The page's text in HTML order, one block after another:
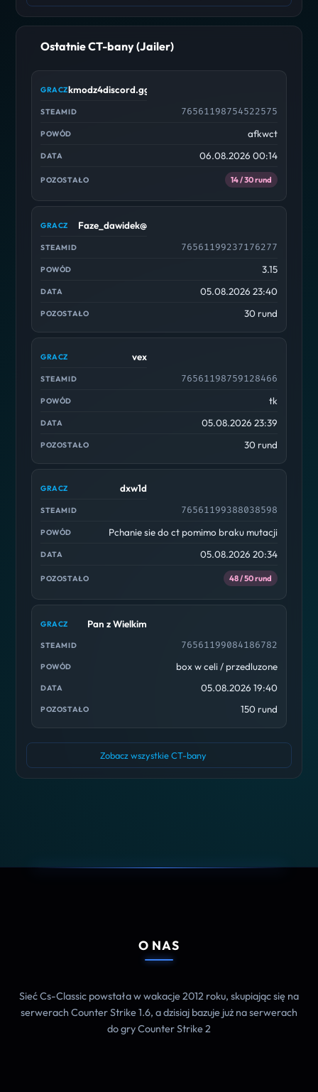
Ostatnie CT-bany (Jailer)
kmodz4discord.gg/cscdc
76561198754522575
afkwct
06.08.2026 00:14
14 / 30 rund
Faze_dawidek@
76561199237176277
3.15
05.08.2026 23:40
30 rund
vex
76561198759128466
tk
05.08.2026 23:39
30 rund
dxw1d
76561199388038598
Pchanie sie do ct pomimo braku mutacji
05.08.2026 20:34
48 / 50 rund
Pan z Wielkim
76561199084186782
box w celi / przedluzone
05.08.2026 19:40
150 rund
Zobacz wszystkie CT-bany
O NAS
Sieć Cs-Classic powstała w wakacje 2012 roku, skupiając się na
serwerach Counter Strike 1.6, a dzisiaj bazuje już na serwerach
do gry Counter Strike 2